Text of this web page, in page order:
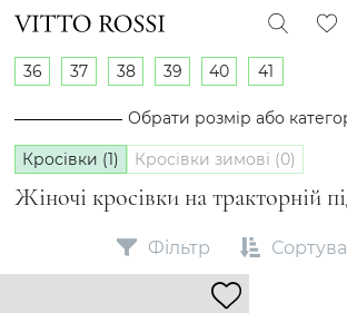
Жіночі кросівки на тракторній
36 37 38 39 40 41
Обрати розмір або
Кросівки (1) Кросівки зимові (0)
Фільтр